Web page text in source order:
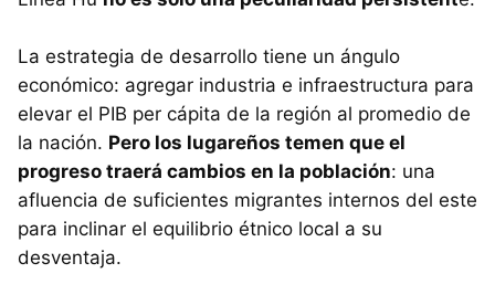
La estrategia de desarrollo tiene un ángulo
económico: agregar industria e infraestructura para
elevar el PIB per cápita de la región al promedio de
la nación. Pero los lugareños temen que el
progreso traerá cambios en la población: una
afluencia de suficientes migrantes internos del este
para inclinar el equilibrio étnico local a su
desventaja.